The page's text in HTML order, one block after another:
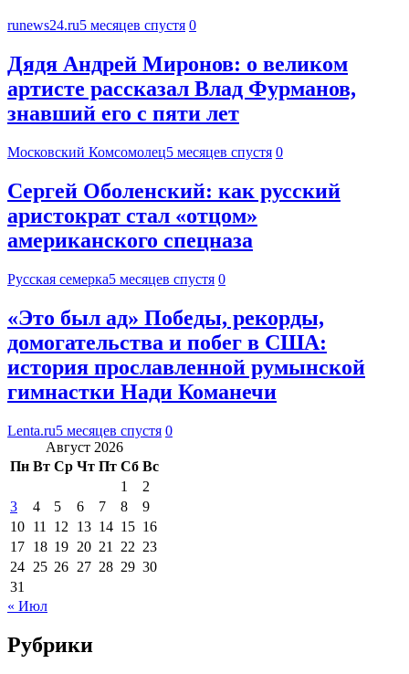
runews24.ru5 месяцев спустя 0
Дядя Андрей Миронов: о великом
артисте рассказал Влад Фурманов,
знавший его с пяти лет
Московский Комсомолец5 месяцев спустя 0
Сергей Оболенский: как русский
аристократ стал «отцом»
американского спецназа
Русская семерка5 месяцев спустя 0
«Это был ад» Победы, рекорды,
домогательства и побег в США:
история прославленной румынской
гимнастки Нади Команечи
Lenta.ru5 месяцев спустя 0
Август 2026
Пн Вт Ср Чт Пт Сб Вс
1
2
3
4 5 6 7 8
9
10 11 12 13 14 15 16
17 18 19 20 21 22 23
24 25 26 27 28 29 30
31
« Июл
Рубрики